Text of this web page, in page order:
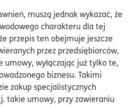
muszą jednak wykazać, że
charakteru dla tej
przepis ten obejmuje jeszcze
przez przedsiębiorców,
umowy, wyłączając już tylko te,
biznesu. Takimi
zakup specjalistycznych
takie umowy, przy zawieraniu